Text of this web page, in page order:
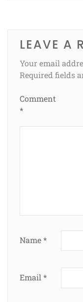
LEAVE A
Your email
Required fields
Comment
*
Name*
Email *